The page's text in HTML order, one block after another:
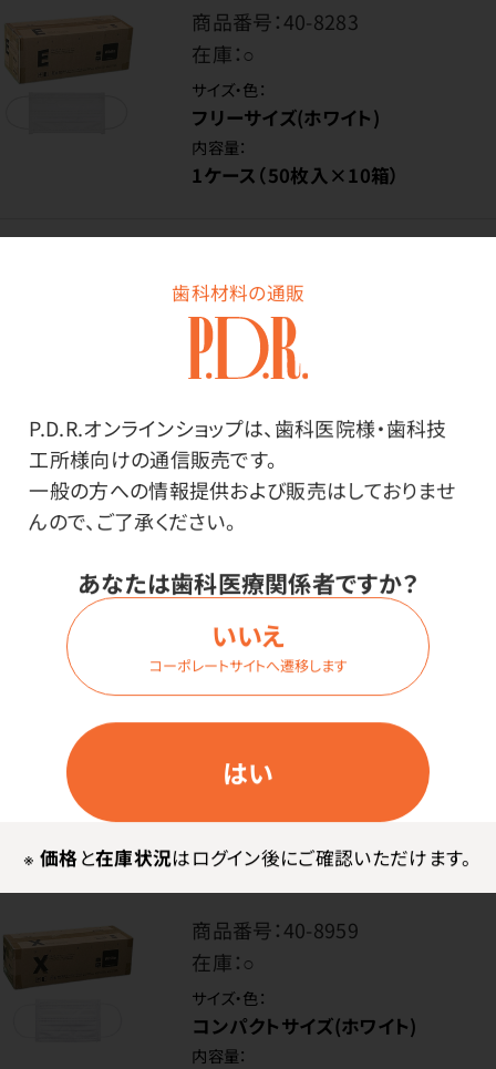
歯科材料の通販
P.D.R.オンラインショップは、歯科医院様・歯科技
工所様向けの通信販売です。
一般の方への情報提供および販売はしておりませ
んので、ご了承ください。
あなたは歯科医療関係者ですか？
はい
いいえ
コーポレートサイトへ遷移します
※ 価格と在庫状況はログイン後にご確認いただけます。
商品番号：40-8283
在庫：○
サイズ・色：
フリーサイズ(ホワイト)
内容量：
1ケース（50枚入×10箱）
商品番号： 40-4025
在庫：○
コンパクトサイズ(ピンク)
内容量：
1ケース（50枚入×10箱）
価格はログイン後表示
ログイン
商品番号：40-8959
在庫：○
サイズ・色：
コンパクトサイズ(ホワイト)
内容量：